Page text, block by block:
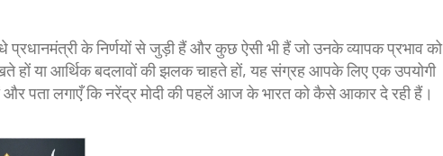
के निर्णयों से जुड़ी हैं और कुछ ऐसी भी हैं जो उनके व्यापक प्रभाव को
हों या आर्थिक बदलावों की झलक चाहते हों, यह संग्रह आपके लिए एक उपयोगी
पता लगाएँ कि नरेंद्र मोदी की पहलें आज के भारत को कैसे आकार दे रही हैं।